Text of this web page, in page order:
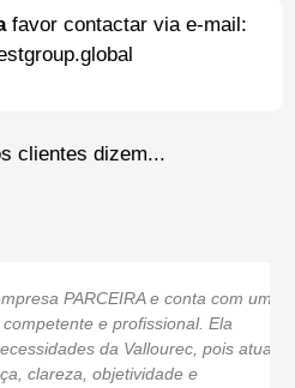
favor contactar via e-mail:
clientes dizem...​
e conta com uma
e profissional. Ela
da Vallourec, pois atua
objetividade e